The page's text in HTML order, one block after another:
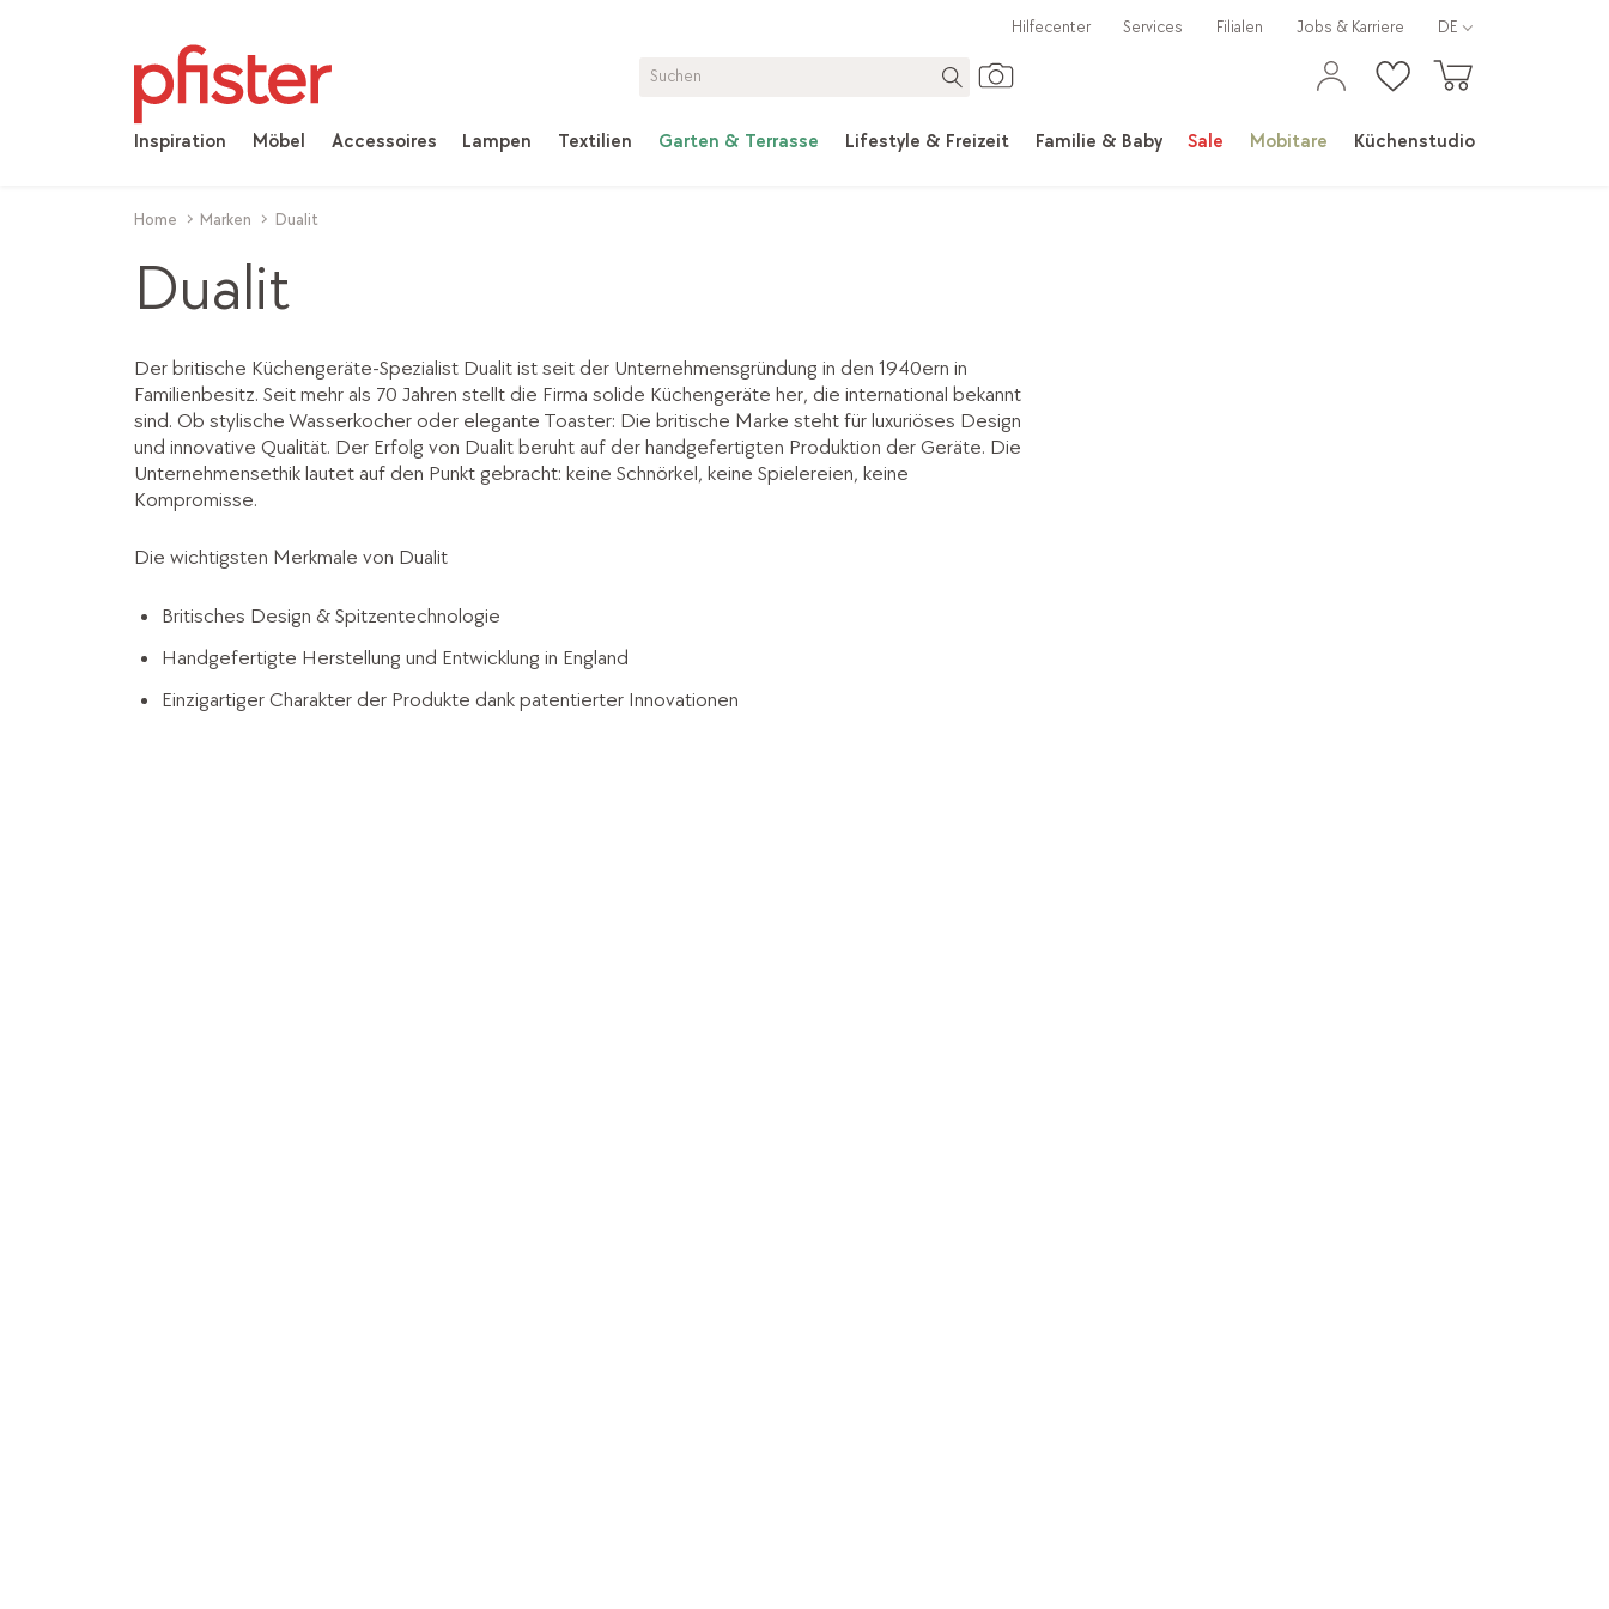
Inspiration Möbel Accessoires Lampen Textilien Garten & Terrasse Lifestyle & Freizeit Familie & Baby Sale Mobitare Küchenstudio
Hilfecenter Services Filialen Jobs & Karriere DE
Home Marken Dualit
Dualit
Der britische Küchengeräte-Spezialist Dualit ist seit der Unternehmensgründung in den 1940ern in
Familienbesitz. Seit mehr als 70 Jahren stellt die Firma solide Küchengeräte her, die international bekannt
sind. Ob stylische Wasserkocher oder elegante Toaster: Die britische Marke steht für luxuriöses Design
und innovative Qualität. Der Erfolg von Dualit beruht auf der handgefertigten Produktion der Geräte. Die
Unternehmensethik lautet auf den Punkt gebracht: keine Schnörkel, keine Spielereien, keine
Kompromisse.
Die wichtigsten Merkmale von Dualit
Britisches Design & Spitzentechnologie
Handgefertigte Herstellung und Entwicklung in England
Einzigartiger Charakter der Produkte dank patentierter Innovationen